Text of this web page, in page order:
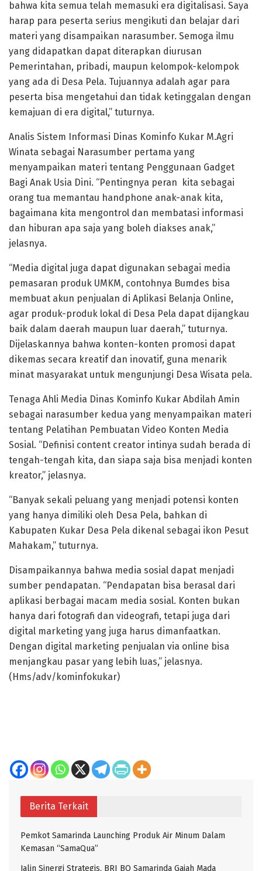
bahwa kita semua telah memasuki era digitalisasi. Saya
harap para peserta serius mengikuti dan belajar dari
materi yang disampaikan narasumber. Semoga ilmu
yang didapatkan dapat diterapkan diurusan
Pemerintahan, pribadi, maupun kelompok-kelompok
yang ada di Desa Pela. Tujuannya adalah agar para
peserta bisa mengetahui dan tidak ketinggalan dengan
kemajuan di era digital,” tuturnya.
Analis Sistem Informasi Dinas Kominfo Kukar M.Agri
Winata sebagai Narasumber pertama yang
menyampaikan materi tentang Penggunaan Gadget
Bagi Anak Usia Dini. “Pentingnya peran kita sebagai
orang tua memantau handphone anak-anak kita,
bagaimana kita mengontrol dan membatasi informasi
dan hiburan apa saja yang boleh diakses anak,”
jelasnya.
“Media digital juga dapat digunakan sebagai media
pemasaran produk UMKM, contohnya Bumdes bisa
membuat akun penjualan di Aplikasi Belanja Online,
agar produk-produk lokal di Desa Pela dapat dijangkau
baik dalam daerah maupun luar daerah,” tuturnya.
Dijelaskannya bahwa konten-konten promosi dapat
dikemas secara kreatif dan inovatif, guna menarik
minat masyarakat untuk mengunjungi Desa Wisata pela.
Tenaga Ahli Media Dinas Kominfo Kukar Abdilah Amin
sebagai narasumber kedua yang menyampaikan materi
tentang Pelatihan Pembuatan Video Konten Media
Sosial. “Definisi content creator intinya sudah berada di
tengah-tengah kita, dan siapa saja bisa menjadi konten
kreator,” jelasnya.
“Banyak sekali peluang yang menjadi potensi konten
yang hanya dimiliki oleh Desa Pela, bahkan di
Kabupaten Kukar Desa Pela dikenal sebagai ikon Pesut
Mahakam,” tuturnya.
Disampaikannya bahwa media sosial dapat menjadi
sumber pendapatan. “Pendapatan bisa berasal dari
aplikasi berbagai macam media sosial. Konten bukan
hanya dari fotografi dan videografi, tetapi juga dari
digital marketing yang juga harus dimanfaatkan.
Dengan digital marketing penjualan via online bisa
menjangkau pasar yang lebih luas,” jelasnya.
(Hms/adv/kominfokukar)
Berita Terkait
Pemkot Samarinda Launching Produk Air Minum Dalam
Kemasan “SamaQua”
Jalin Sinergi Strategis, BRI BO Samarinda Gajah Mada